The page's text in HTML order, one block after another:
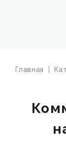
УСЛУГИ
ИПОТЕКА
Главная